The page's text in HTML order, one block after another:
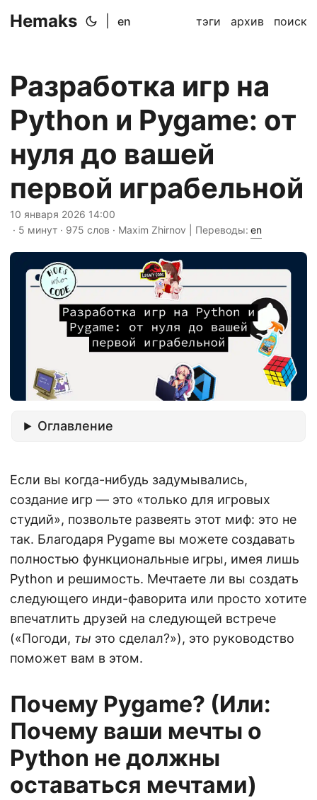
Hemaks en тэги архив поиск
Разработка игр на
Python и Pygame: от
нуля до вашей
первой играбельной
10 января 2026 14:00
· 5 минут · 975 слов · Maxim Zhirnov | Переводы: en
Оглавление
Если вы когда-нибудь задумывались,
создание игр — это «только для игровых
студий», позвольте развеять этот миф: это не
так. Благодаря Pygame вы можете создавать
полностью функциональные игры, имея лишь
Python и решимость. Мечтаете ли вы создать
следующего инди-фаворита или просто хотите
впечатлить друзей на следующей встрече
(«Погоди, ты это сделал?»), это руководство
поможет вам в этом.
Почему Pygame? (Или:
Почему ваши мечты о
Python не должны
оставаться мечтами)